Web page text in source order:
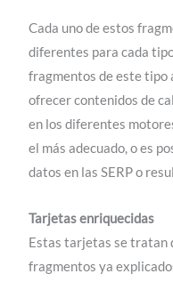
Cada uno de estos
diferentes para cada
fragmentos de este tipo
ofrecer contenidos de
en los diferentes
el más adecuado, o es
datos en las SERP o
Tarjetas enriquecidas
Estas tarjetas se tratan
fragmentos ya